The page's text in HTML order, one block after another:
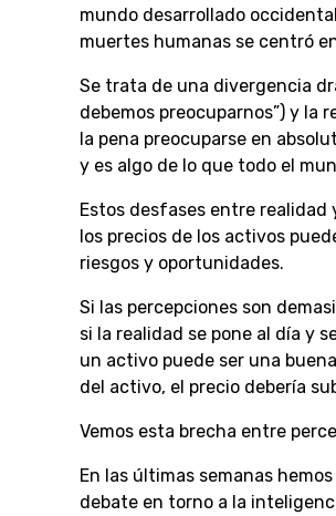
mundo desarrollado
muertes humanas se centró
Se trata de una divergencia
debemos preocuparnos”) y la
la pena preocuparse en
y es algo de lo que todo el
Estos desfases entre realidad
los precios de los activos
riesgos y oportunidades.
Si las percepciones son
si la realidad se pone al día y
un activo puede ser una
del activo, el precio debería
Vemos esta brecha entre
En las últimas semanas
debate en torno a la